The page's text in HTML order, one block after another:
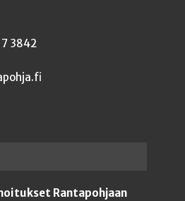
3842
Rantapohjaan